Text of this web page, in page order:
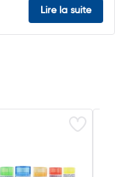
Lire la suite